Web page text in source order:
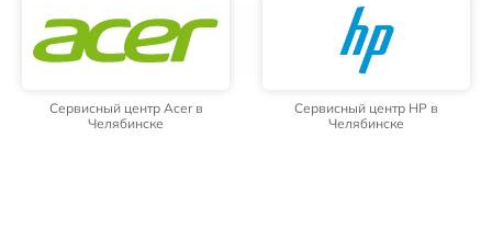
Сервисный центр Acer в
Челябинске
Сервисный центр HP в
Челябинске